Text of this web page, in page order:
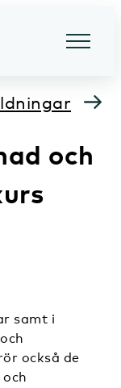
och
samt i
också de